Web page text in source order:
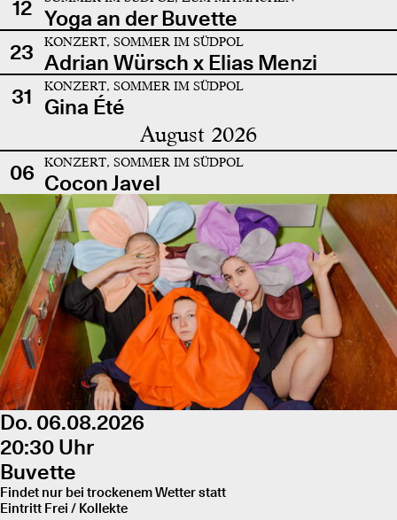
12 Yoga an der Buvette
23
KONZERT, SOMMER IM SÜDPOL
Adrian Würsch x Elias Menzi
31
KONZERT, SOMMER IM SÜDPOL
Gina Été
August 2026
06 KONZERT, SOMMER IM SÜDPOL
Cocon Javel
Do. 06.08.2026
20:30 Uhr
Buvette
Findet nur bei trockenem Wetter statt
Eintritt Frei / Kollekte